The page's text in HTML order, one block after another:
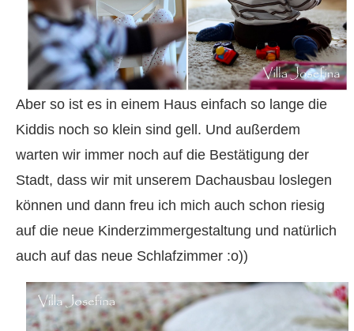
Aber so ist es in einem Haus einfach so lange die
Kiddis noch so klein sind gell. Und außerdem
warten wir immer noch auf die Bestätigung der
Stadt, dass wir mit unserem Dachausbau loslegen
können und dann freu ich mich auch schon riesig
auf die neue Kinderzimmergestaltung und natürlich
auch auf das neue Schlafzimmer :o))